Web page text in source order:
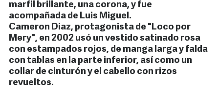
marfil brillante, una corona, y fue
acompañada de Luis Miguel.
Cameron Diaz, protagonista de "Loco por
Mery", en 2002 usó un vestido satinado rosa
con estampados rojos, de manga larga y falda
con tablas en la parte inferior, así como un
collar de cinturón y el cabello con rizos
revueltos.